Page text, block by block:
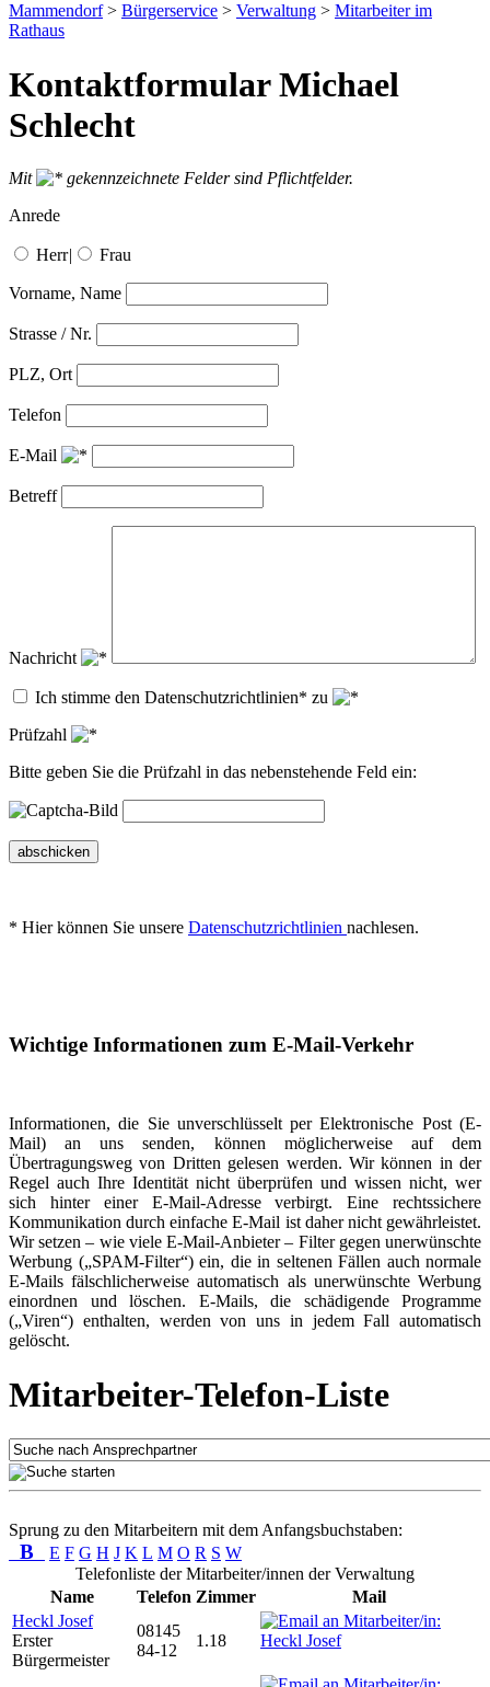
Mammendorf> Bürgerservice > Verwaltung > Mitarbeiter im
Rathaus
Kontaktformular Michael
Schlecht
Mit
gekennzeichnete Felder sind Pflichtfelder.
Anrede
Herr| Frau
Vorname, Name
Strasse / Nr.
PLZ, Ort
Telefon
E-Mail
Betreff
Nachricht
Ich stimme den Datenschutzrichtlinien* zu
Prüfzahl
Bitte geben Sie die Prüfzahl in das nebenstehende Feld ein:
abschicken
* Hier können Sie unsere Datenschutzrichtlinien nachlesen.
Wichtige Informationen zum E-Mail-Verkehr
Informationen, die Sie unverschlüsselt per Elektronische Post (E-
Mail) an uns senden, können möglicherweise auf dem
Übertragungsweg von Dritten gelesen werden. Wir können in der
Regel auch Ihre Identität nicht überprüfen und wissen nicht, wer
sich hinter einer E-Mail-Adresse verbirgt. Eine rechtssichere
Kommunikation durch einfache E-Mail ist daher nicht gewährleistet.
Wir setzen – wie viele E-Mail-Anbieter – Filter gegen unerwünschte
Werbung („SPAM-Filter“) ein, die in seltenen Fällen auch normale
E-Mails fälschlicherweise automatisch als unerwünschte Werbung
einordnen und löschen. E-Mails, die schädigende Programme
(„Viren“) enthalten, werden von uns in jedem Fall automatisch
gelöscht.
Mitarbeiter-Telefon-Liste
Sprung zu den Mitarbeitern mit dem Anfangsbuchstaben:
B E F G H J K L M O R S W
Telefonliste der Mitarbeiter/innen der Verwaltung
Name
Telefon Zimmer
Mail
Heckl Josef
Erster
Bürgermeister
08145
84-12
1.18